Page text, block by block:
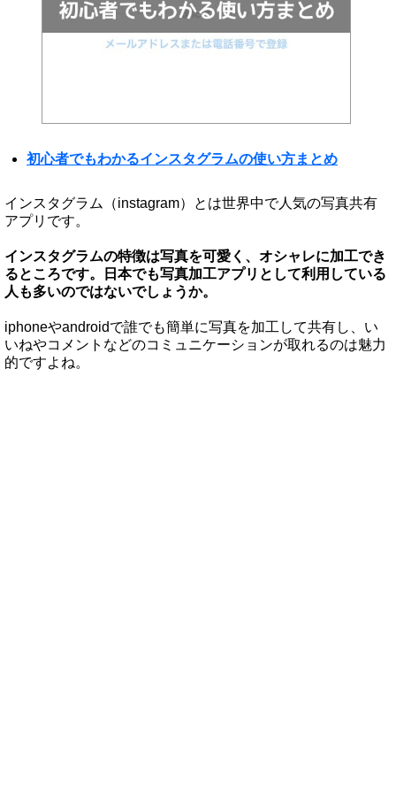
初心者でもわかるインスタグラムの使い方まとめ
インスタグラム（instagram）とは世界中で人気の写真共有
アプリです。
インスタグラムの特徴は写真を可愛く、オシャレに加工でき
るところです。日本でも写真加工アプリとして利用している
人も多いのではないでしょうか。
iphoneやandroidで誰でも簡単に写真を加工して共有し、い
いねやコメントなどのコミュニケーションが取れるのは魅力
的ですよね。